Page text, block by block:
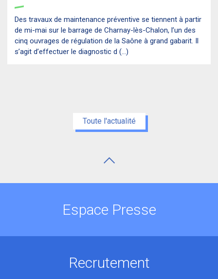
Des travaux de maintenance préventive se tiennent à partir
de mi-mai sur le barrage de Charnay-lès-Chalon, l’un des
cinq ouvrages de régulation de la Saône à grand gabarit. Il
s’agit d’effectuer le diagnostic d (...)
Toute l'actualité
Espace Presse
Recrutement